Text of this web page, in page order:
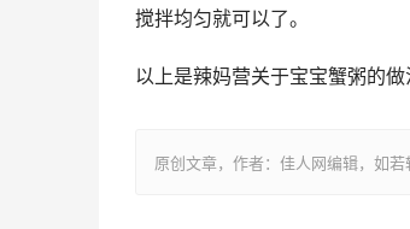
搅拌均匀就可以了。
以上是辣妈营关于宝宝蟹粥的
原创文章，作者：佳人网编辑，如